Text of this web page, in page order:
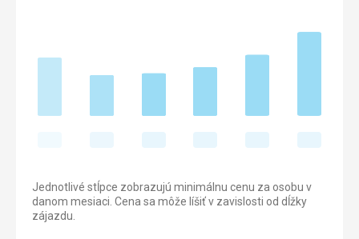
Jednotlivé stĺpce zobrazujú minimálnu cenu za osobu v
danom mesiaci. Cena sa môže líšiť v zavislosti od dĺžky
zájazdu.